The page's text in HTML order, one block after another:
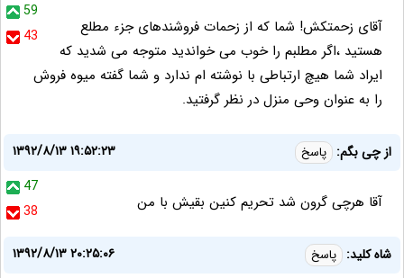
59
43
آقای زحمتکش! شما که از زحمات فروشندهای جزء مطلع
هستید ،اگر مطلبم را خوب می خواندید متوجه می شدید که
ایراد شما هیچ ارتباطی با نوشته ام ندارد و شما گفته میوه فروش
را به عنوان وحی منزل در نظر گرفتید.
از چی بگم: پاسخ
۱۳۹۲/۸/۱۳ ۱۹:۵۲:۲۳
47
38
آقا هرچی گرون شد تحریم کنین بقیش با من
شاه کلید: پاسخ
۱۳۹۲/۸/۱۳ ۲۰:۲۵:۰۶